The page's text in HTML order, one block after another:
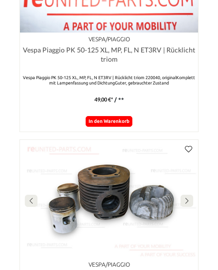
VESPA/PIAGGIO
Vespa Piaggio PK 50-125 XL, MP, FL, N ET3RV | Rücklicht
triom
Vespa Piaggio PK 50-125 XL, MP, FL, N ET3RV | Rücklicht triom 220040, originalKomplett
mit Lampenfassung und DichtungGuter, gebrauchter Zustand
49,00 €* / **
In den Warenkorb
VESPA/PIAGGIO